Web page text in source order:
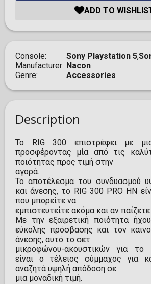
ADD TO
Console Sony Playstation 5,
Manufacturer Nacon
Genre
Accessories
Description
Το RIG 300 επιστρέφει με
προσφέροντας μία από τις
ποιότητας προς τιμή στην
αγορά.
Το αποτέλεσμα του συνδυασμού
και άνεσης, το RIG 300 PRO HN
που μπορείτε να
εμπιστευτείτε ακόμα και αν
Με την εξαιρετική ποιότητα
εύκολης πρόσβασης και τον
άνεσης, αυτό το σετ
μικροφώνου-ακουστικών για το
είναι ο τέλειος σύμμαχος για
αναζητά υψηλή απόδοση σε
μια μοναδική τιμή.